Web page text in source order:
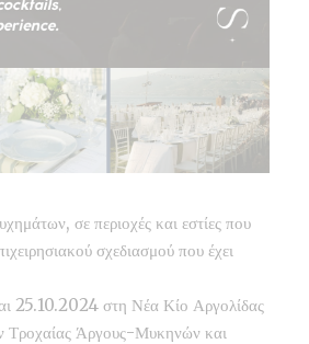
σε περιοχές και εστίες που
σχεδιασμού που έχει
25.10.2024 στη Νέα Κίο Αργολίδας
Τροχαίας Άργους-Μυκηνών και